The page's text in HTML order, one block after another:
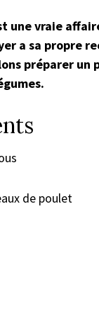
une vraie
a sa propre
préparer un
de poulet